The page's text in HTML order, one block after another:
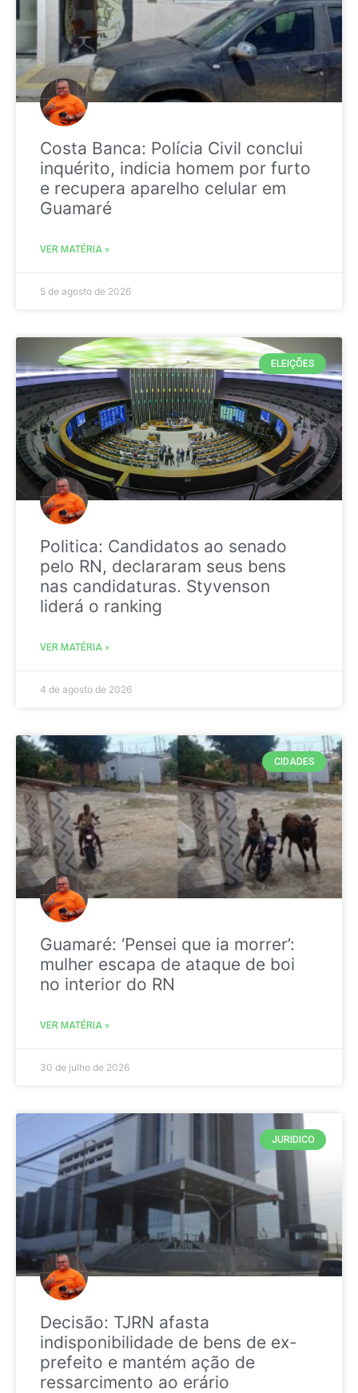
Costa Banca: Polícia Civil conclui
inquérito, indicia homem por furto
e recupera aparelho celular em
Guamaré
VER MATÉRIA »
5 de agosto de 2026
ELEIÇÕES
Politica: Candidatos ao senado
pelo RN, declararam seus bens
nas candidaturas. Styvenson
liderá o ranking
VER MATÉRIA »
4 de agosto de 2026
CIDADES
Guamaré: ‘Pensei que ia morrer’:
mulher escapa de ataque de boi
no interior do RN
VER MATÉRIA »
30 de julho de 2026
JURIDICO
Decisão: TJRN afasta
indisponibilidade de bens de ex-
prefeito e mantém ação de
ressarcimento ao erário